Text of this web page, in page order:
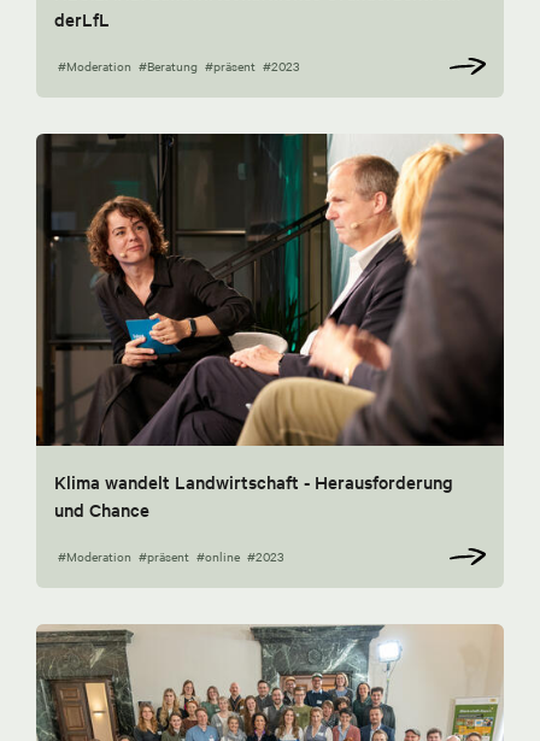
derLfL
#Moderation #Beratung #präsent #2023
Klima wandelt Landwirtschaft - Herausforderung
und Chance
#Moderation #präsent #online #2023